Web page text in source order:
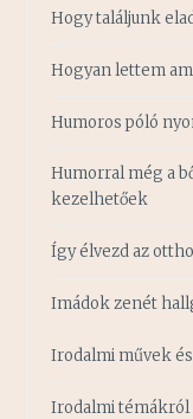
Hogy találjunk
Hogyan lettem
Humoros póló
Humorral még a
kezelhetőek
Így élvezd az
Imádok zenét
Irodalmi művek
Irodalmi témákról